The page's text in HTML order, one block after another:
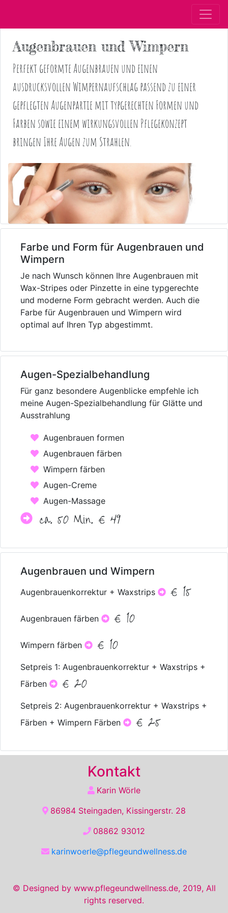
Augenbrauen und Wimpern
Perfekt geformte Augenbrauen und einen
ausdrucksvollen Wimpernaufschlag passend zu einer
gepflegten Augenpartie mit typgerechten Formen und
Farben sowie einem wirkungsvollen Pflegekonzept
bringen Ihre Augen zum Strahlen.
Farbe und Form für Augenbrauen und
Wimpern
Je nach Wunsch können Ihre Augenbrauen mit
Wax-Stripes oder Pinzette in eine typgerechte
und moderne Form gebracht werden. Auch die
Farbe für Augenbrauen und Wimpern wird
optimal auf Ihren Typ abgestimmt.
Augen-Spezialbehandlung
Für ganz besondere Augenblicke empfehle ich
meine Augen-Spezialbehandlung für Glätte und
Ausstrahlung
Augenbrauen formen
Augenbrauen färben
Wimpern färben
Augen-Creme
Augen-Massage
ca. 50 Min. € 49
Augenbrauen und Wimpern
Augenbrauenkorrektur + Waxstrips € 15
Augenbrauen färben € 10
Wimpern färben € 10
Setpreis 1: Augenbrauenkorrektur + Waxstrips +
Färben
€ 20
Setpreis 2: Augenbrauenkorrektur + Waxstrips +
Färben + Wimpern Färben
€ 25
Kontakt
Karin Wörle
86984 Steingaden, Kissingerstr. 28
08862 93012
karinwoerle@pflegeundwellness.de
© Designed by www.pflegeundwellness.de, 2019, All
rights reserved.